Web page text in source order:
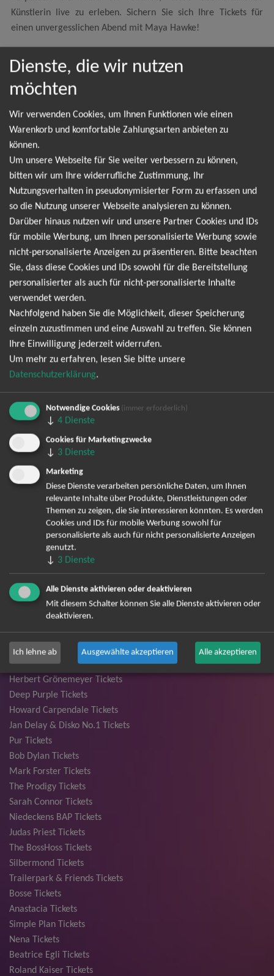
Künstlerin live zu erleben. Sichern Sie sich Ihre Tickets für
einen unvergesslichen Abend mit Maya Hawke!
Leider gibt es aktuell von Maya Hawke keine
Termine. Wir informieren dich jedoch gerne
direkt, sobald es neue Termine gibt. Einfach hier
für den Maya Hawke Newsletter anmelden und
keine Angebote und Tourdaten mehr verpassen!
Ich möchte den regelmäßig erscheinenden Newsletter
abonnieren und bin daher mit einer Speicherung meiner E-
Mail-Adresse zum Zweck der Zustellung des Newsletters
Newsletter kann ich jederzeit wieder abbestellen.
Bereits angemeldet? Hier können Sie sich abmelden ...
TOP-Events
André Rieu Tickets
David Garrett Tickets
Andrea Berg Tickets
Backstreet Boys Tickets
Unheilig Tickets
Santiano Tickets
Ina Müller Tickets
Bryan Adams Tickets
Andreas Gabalier Tickets
Die Fantastischen Vier Tickets
Herbert Grönemeyer Tickets
Deep Purple Tickets
Howard Carpendale Tickets
Jan Delay & Disko No.1 Tickets
Pur Tickets
Bob Dylan Tickets
Mark Forster Tickets
The Prodigy Tickets
Sarah Connor Tickets
Niedeckens BAP Tickets
Judas Priest Tickets
The BossHoss Tickets
Silbermond Tickets
Trailerpark & Friends Tickets
Bosse Tickets
Anastacia Tickets
Simple Plan Tickets
Nena Tickets
Beatrice Egli Tickets
Roland Kaiser Tickets
Dienste, die wir nutzen
möchten
Wir verwenden Cookies, um Ihnen Funktionen wie einen
Warenkorb und komfortable Zahlungsarten anbieten zu
können.
Um unsere Webseite für Sie weiter verbessern zu können,
bitten wir um Ihre widerrufliche Zustimmung, Ihr
Nutzungsverhalten in pseudonymisierter Form zu erfassen und
so die Nutzung unserer Webseite analysieren zu können.
Darüber hinaus nutzen wir und unsere Partner Cookies und IDs
für mobile Werbung, um Ihnen personalisierte Werbung sowie
nicht-personalisierte Anzeigen zu präsentieren. Bitte beachten
Sie, dass diese Cookies und IDs sowohl für die Bereitstellung
personalisierter als auch für nicht-personalisierte Inhalte
verwendet werden.
Nachfolgend haben Sie die Möglichkeit, dieser Speicherung
einzeln zuzustimmen und eine Auswahl zu treffen. Sie können
Ihre Einwilligung jederzeit widerrufen.
Um mehr zu erfahren, lesen Sie bitte unsere
Datenschutzerklärung.
Notwendige Cookies (immer erforderlich)
↓ 4 Dienste
Cookies für Marketingzwecke
↓ 3 Dienste
Marketing
Diese Dienste verarbeiten persönliche Daten, um Ihnen
relevante Inhalte über Produkte, Dienstleistungen oder
Themen zu zeigen, die Sie interessieren könnten. Es werden
Cookies und IDs für mobile Werbung sowohl für
personalisierte als auch für nicht personalisierte Anzeigen
genutzt.
↓ 3 Dienste
Alle Dienste aktivieren oder deaktivieren
Mit diesem Schalter können Sie alle Dienste aktivieren oder
deaktivieren.
Ich lehne ab Ausgewählte akzeptieren Alle akzeptieren